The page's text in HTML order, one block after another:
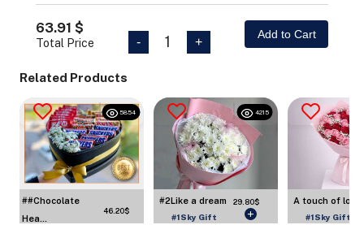
63.91 $
Total Price - 1 +
Add to Cart
Related Products
5854
##Chocolate
Hea...
46.20$
4215
#2Like a dream 29.80$
#1Sky Gift
A touch of lov...
#1Sky Gift